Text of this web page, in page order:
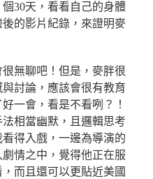
30天，看看自己的身體
的影片紀錄，來證明麥
無聊吧！但是，麥胖很
討論，應該會很有教育
一會，看是不看咧？！
相當幽默，且邏輯思考
得入戲，一邊為導演的
情之中，覺得他正在服
而且還可以更貼近美國